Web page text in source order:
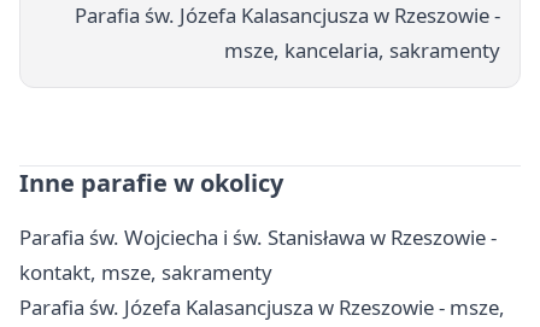
Parafia św. Józefa Kalasancjusza w Rzeszowie -
msze, kancelaria, sakramenty
Inne parafie w okolicy
Parafia św. Wojciecha i św. Stanisława w Rzeszowie -
kontakt, msze, sakramenty
Parafia św. Józefa Kalasancjusza w Rzeszowie - msze,